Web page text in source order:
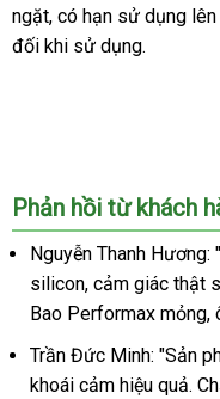
ngặt, có hạn sử dụng
đối khi sử dụng.
Phản hồi từ khách
Nguyễn Thanh
silicon, cảm giác thật
Bao Performax mỏng,
Trần Đức Minh: "Sản
khoái cảm hiệu quả.